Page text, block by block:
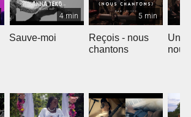
4 min
Sauve-moi
5 min
Reçois - nous
chantons
Un